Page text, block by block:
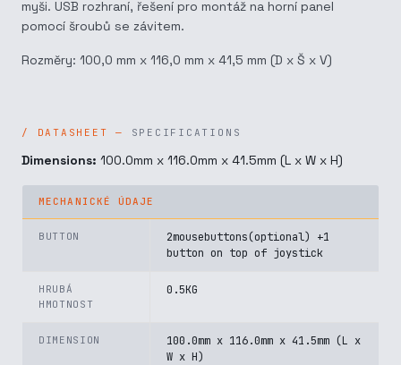
myši. USB rozhraní, řešení pro montáž na horní panel
pomocí šroubů se závitem.
Rozměry: 100,0 mm x 116,0 mm x 41,5 mm (D x Š x V)
SPECIFICATIONS
Dimensions: 100.0mm x 116.0mm x 41.5mm (L x W x H)
MECHANICKÉ ÚDAJE
BUTTON
2mousebuttons(optional) +1
button on top of joystick
HRUBÁ
HMOTNOST
0.5KG
DIMENSION
100.0mm x 116.0mm x 41.5mm (L x
W x H)